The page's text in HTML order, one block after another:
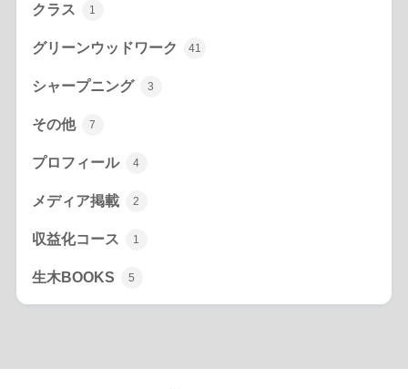
クラス 1
グリーンウッドワーク 41
シャープニング 3
その他 7
プロフィール 4
メディア掲載 2
収益化コース 1
生木BOOKS 5